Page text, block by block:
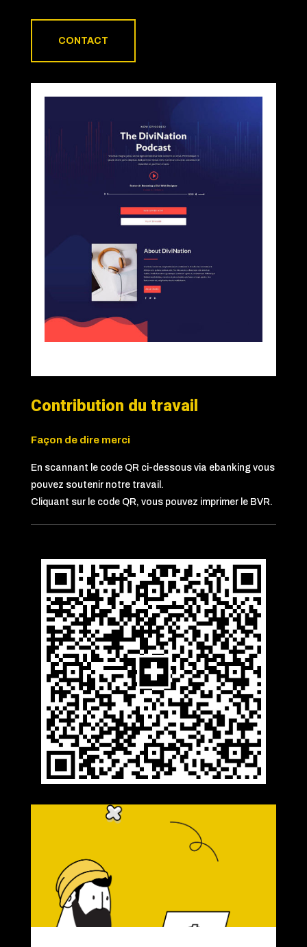
CONTACT
Contribution du travail
Façon de dire merci
En scannant le code QR ci-dessous via ebanking vous
pouvez soutenir notre travail.
Cliquant sur le code QR, vous pouvez imprimer le BVR.